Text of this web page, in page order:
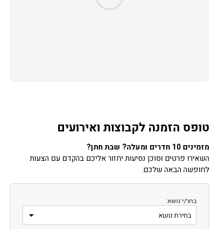
טופס הזמנה לקבוצות ואירועים
מזמינים 10 חדרים ומעלה? שבת חתן?
השאירו פרטים וסוכן נסיעות יחזור אליכם בהקדם עם הצעות
לחופשה הבאה שלכם.
בחר/י נושא: